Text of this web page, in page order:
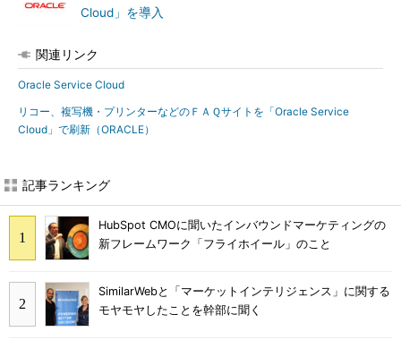
Cloud」を導入
関連リンク
Oracle Service Cloud
リコー、複写機・プリンターなどのＦＡＱサイトを「Oracle Service
Cloud」で刷新（ORACLE）
記事ランキング
HubSpot CMOに聞いたインバウンドマーケティングの
新フレームワーク「フライホイール」のこと
SimilarWebと「マーケットインテリジェンス」に関する
モヤモヤしたことを幹部に聞く